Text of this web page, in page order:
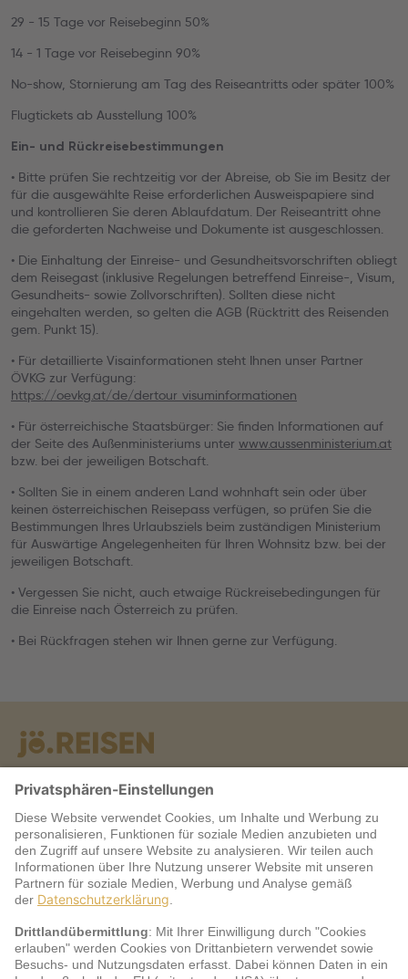
29 - 15 Tage vor Reisebeginn 50%
14 - 1 Tage vor Reisebeginn 90%
No-show, Stornierung am Tag des Reiseantritts oder später 100%
Flugtickets ab Ausstellung 100%
Ein- und Rückreisebestimmungen
• Bitte prüfen Sie rechtzeitig vor der Abreise, ob Sie im Besitz der
für die ausgewählte Reise erforderlichen Ausweispapiere sind
und kontrollieren Sie deren Ablaufdatum. Der Reiseantritt ohne
die geforderten Nachweise und Dokumente ist ausgeschlossen.
• Die Einhaltung der Einreise- und Gesundheitsvorschriften obliegt
dem Reisegast (inklusive Regelungen betreffend Einreise-, Visum,
Gesundheits- sowie Zollvorschriften). Sollten diese nicht
eingehalten werden, so gelten die AGB (Rücktritt des Reisenden
gem. Punkt 15).
• Für detaillierte Visainformationen steht Ihnen unser Partner
ÖVKG zur Verfügung:
https://oevkg.at/de/dertour_visuminformationen
• Für österreichische Staatsbürger: Sie finden Informationen auf
der Seite des Außenministeriums unter www.aussenministerium.at
bzw. bei der jeweiligen Botschaft.
• Sollten Sie in einem anderen Land wohnhaft sein oder über
keinen österreichischen Reisepass verfügen, so prüfen Sie die
Bestimmungen Ihres Urlaubsziels beim zuständigen Ministerium
für Auswärtige Angelegenheiten für Ihren Wohnsitz bzw. bei der
jeweiligen Botschaft.
• Vergessen Sie nicht, auch etwaige Rückreisebedingungen für
die Einreise nach Österreich zu prüfen.
• Bei Rückfragen stehen wir Ihnen gerne zur Verfügung.
Warum jö?
Service
jö Bonus Club Partner